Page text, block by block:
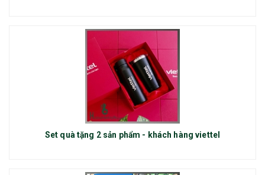
Set quà tặng 2 sản phẩm - khách hàng viettel